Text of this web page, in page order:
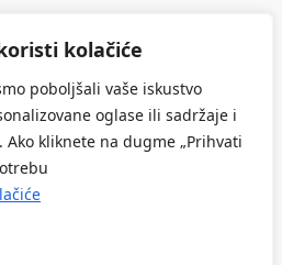
kolačiće
poboljšali vaše iskustvo
oglase ili sadržaje i
kliknete na dugme „Prihvati
u opisu proizvoda,
ne možemo garantovati da su
bez grešaka.
su deo naše ponude, ali ne
u svakom trenutku.